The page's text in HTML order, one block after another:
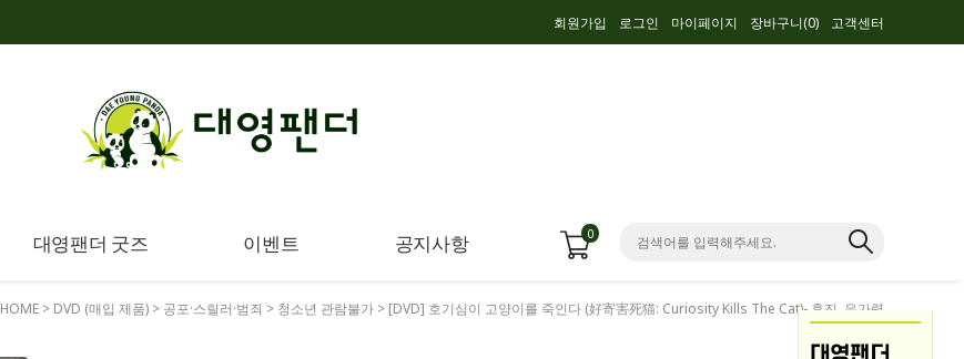
회원가입 로그인 마이페이지 장바구니(0) 고객센터
대영팬더 굿즈 이벤트 공지사항 0
HOME > DVD (매입 제품) > 공포·스릴러·범죄 > 청소년 관람불가 > [DVD] 호기심이 고양이를 죽인다 (好寄害死猫: Curiosity Kills The Cat)- 후진, 유가령